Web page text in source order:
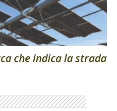
che indica la strada